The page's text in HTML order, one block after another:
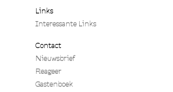
Links
Interessante Links
Contact
Nieuwsbrief
Reageer
Gastenboek